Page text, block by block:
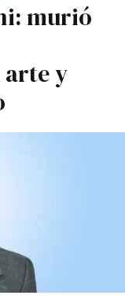
murió
arte y